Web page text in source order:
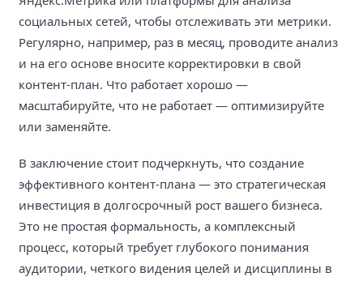
социальных сетей, чтобы отслеживать эти метрики.
Регулярно, например, раз в месяц, проводите анализ
и на его основе вносите корректировки в свой
контент-план. Что работает хорошо —
масштабируйте, что не работает — оптимизируйте
или заменяйте.
В заключение стоит подчеркнуть, что создание
эффективного контент-плана — это стратегическая
инвестиция в долгосрочный рост вашего бизнеса.
Это не простая формальность, а комплексный
процесс, который требует глубокого понимания
аудитории, четкого видения целей и дисциплины в